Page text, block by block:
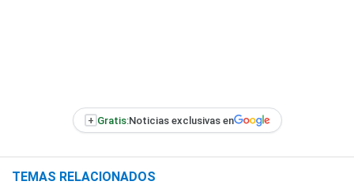
+ Gratis:Noticias exclusivas en
TEMAS RELACIONADOS